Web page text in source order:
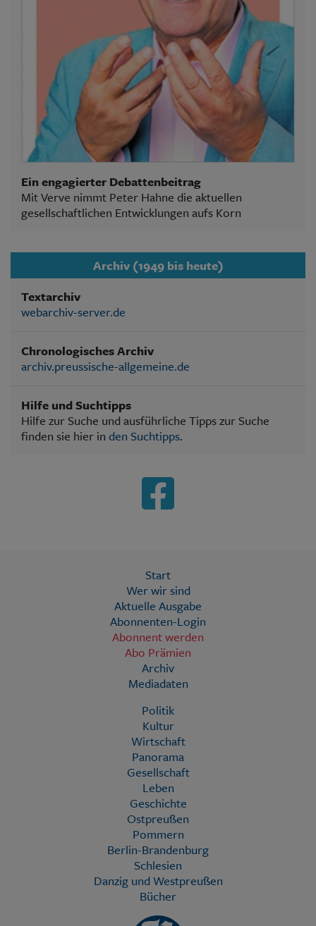
Ein engagierter Debattenbeitrag
Mit Verve nimmt Peter Hahne die aktuellen
gesellschaftlichen Entwicklungen aufs Korn
Archiv (1949 bis heute)
Textarchiv
webarchiv-server.de
Chronologisches Archiv
archiv.preussische-allgemeine.de
Hilfe und Suchtipps
Hilfe zur Suche und ausführliche Tipps zur Suche
finden sie hier in den Suchtipps.
Start
Wer wir sind
Aktuelle Ausgabe
Abonnenten-Login
Abonnent werden
Abo Prämien
Archiv
Mediadaten
Politik
Kultur
Wirtschaft
Panorama
Gesellschaft
Leben
Geschichte
Ostpreußen
Pommern
Berlin-Brandenburg
Schlesien
Danzig und Westpreußen
Bücher